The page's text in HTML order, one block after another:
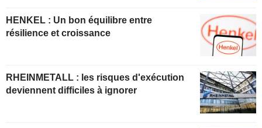
HENKEL : Un bon équilibre entre
résilience et croissance
RHEINMETALL : les risques d'exécution
deviennent difficiles à ignorer